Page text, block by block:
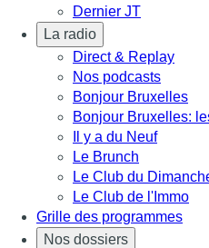
Dernier JT
La radio
Direct & Replay
Nos podcasts
Bonjour Bruxelles
Bonjour Bruxelles:
Il y a du Neuf
Le Brunch
Le Club du
Le Club de l'Immo
Grille des programmes
Nos dossiers